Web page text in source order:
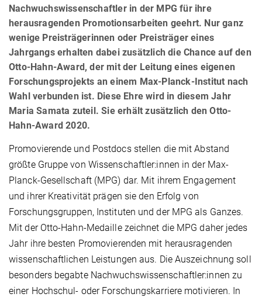
Nachwuchswissenschaftler in der MPG für ihre
herausragenden Promotionsarbeiten geehrt. Nur ganz
wenige Preisträgerinnen oder Preisträger eines
Jahrgangs erhalten dabei zusätzlich die Chance auf den
Otto-Hahn-Award, der mit der Leitung eines eigenen
Forschungsprojekts an einem Max-Planck-Institut nach
Wahl verbunden ist. Diese Ehre wird in diesem Jahr
Maria Samata zuteil. Sie erhält zusätzlich den Otto-
Hahn-Award 2020.
Promovierende und Postdocs stellen die mit Abstand
größte Gruppe von Wissenschaftler:innen in der Max-
Planck-Gesellschaft (MPG) dar. Mit ihrem Engagement
und ihrer Kreativität prägen sie den Erfolg von
Forschungsgruppen, Instituten und der MPG als Ganzes.
Mit der Otto-Hahn-Medaille zeichnet die MPG daher jedes
Jahr ihre besten Promovierenden mit herausragenden
wissenschaftlichen Leistungen aus. Die Auszeichnung soll
besonders begabte Nachwuchswissenschaftler:innen zu
einer Hochschul- oder Forschungskarriere motivieren. In